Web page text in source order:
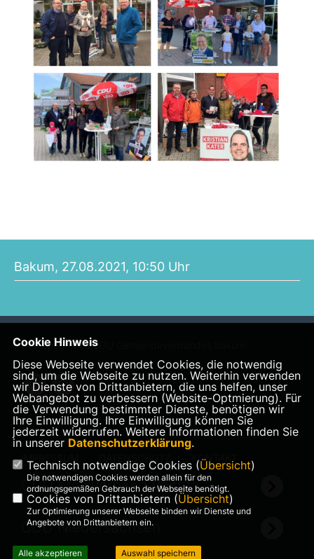
Bakum, 27.08.2021, 10:50 Uhr
Homepage des CDU Gemeindeverbandes Bakum
IMPRESSUM KONTAKT
CDU Kreisverband Vechta
CDU Niedersachsen
Cookie Hinweis
Diese Webseite verwendet Cookies, die notwendig
sind, um die Webseite zu nutzen. Weiterhin verwenden
wir Dienste von Drittanbietern, die uns helfen, unser
Webangebot zu verbessern (Website-Optmierung). Für
die Verwendung bestimmter Dienste, benötigen wir
Ihre Einwilligung. Ihre Einwilligung können Sie
jederzeit widerrufen. Weitere Informationen finden Sie
in unserer Datenschutzerklärung.
Technisch notwendige Cookies (Übersicht)
Die notwendigen Cookies werden allein für den
ordnungsgemäßen Gebrauch der Webseite benötigt.
Cookies von Drittanbietern (Übersicht)
Zur Optimierung unserer Webseite binden wir Dienste und
Angebote von Drittanbietern ein.
Alle akzeptieren Auswahl speichern